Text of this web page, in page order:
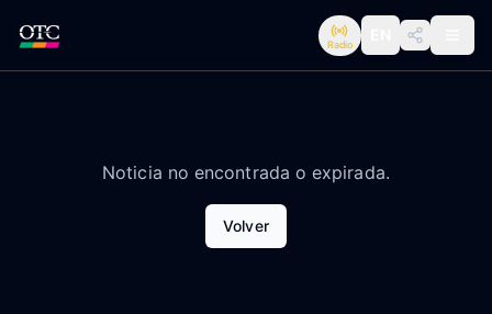
Radio
Noticia no encontrada o expirada.
Volver